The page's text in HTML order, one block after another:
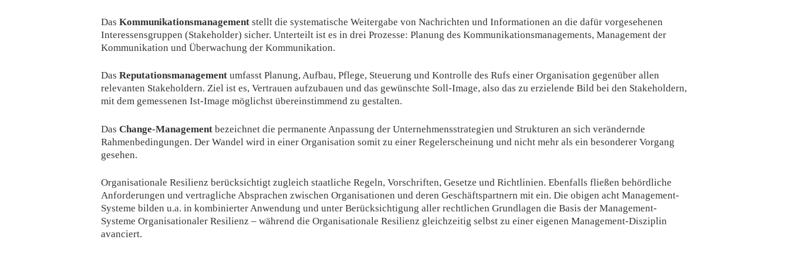
DasKommunikationsmanagement stellt die systematische Weitergabe von Nachrichten und Informationen an die dafür vorgesehenen
Interessensgruppen (Stakeholder) sicher. Unterteilt ist es in drei Prozesse: Planung des Kommunikationsmanagements, Management der
Kommunikation und Überwachung der Kommunikation.
DasReputationsmanagement umfasst Planung, Aufbau, Pflege, Steuerung und Kontrolle des Rufs einer Organisation gegenüber allen
relevanten Stakeholdern. Ziel ist es, Vertrauen aufzubauen und das gewünschte Soll-Image, also das zu erzielende Bild bei den Stakeholdern,
mit dem gemessenen Ist-Image möglichst übereinstimmend zu gestalten.
DasChange-Management bezeichnet die permanente Anpassung der Unternehmensstrategien und Strukturen an sich verändernde
Rahmenbedingungen. Der Wandel wird in einer Organisation somit zu einer Regelerscheinung und nicht mehr als ein besonderer Vorgang
gesehen.
Organisationale Resilienz berücksichtigt zugleich staatliche Regeln, Vorschriften, Gesetze und Richtlinien. Ebenfalls fließen behördliche
Anforderungen und vertragliche Absprachen zwischen Organisationen und deren Geschäftspartnern mit ein. Die obigen acht Management-
Systeme bilden u.a. in kombinierter Anwendung und unter Berücksichtigung aller rechtlichen Grundlagen die Basis der Management-
Systeme Organisationaler Resilienz – während die Organisationale Resilienz gleichzeitig selbst zu einer eigenen Management-Disziplin
avanciert.